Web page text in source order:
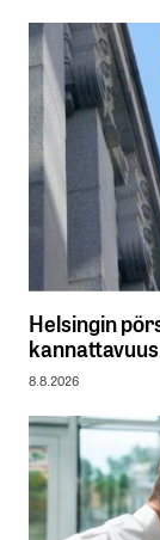
Helsingin
8.8.2026